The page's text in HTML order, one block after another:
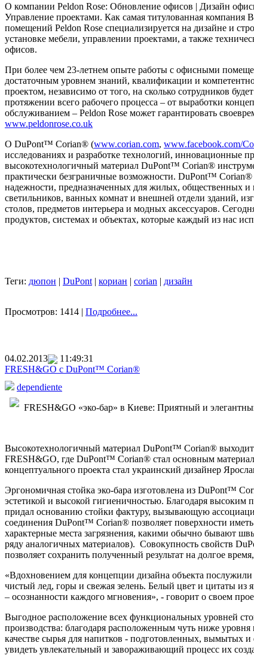
О компании Peldon Rose: Обновление офисов | Дизайн
Управление проектами. Как самая титулованная компания
помещений Peldon Rose специализируется на дизайне и
установке мебели, управлении проектами, а также
офисов.
При более чем 23-летнем опыте работы с офисными
достаточным уровнем знаний, квалификации и
проектом, независимо от того, на сколько сотрудников
протяжении всего рабочего процесса – от выработки
обслуживанием – Peldon Rose может гарантировать
www.peldonrose.co.uk
О DuPont™ Corian® (www.corian.com, www.facebook.com/
исследованиях и разработке технологий, инновационные
высокотехнологичный материал DuPont™ Corian®
практически безграничные возможности. DuPont™
надежности, предназначенных для жилых, общественных и
светильников, ванных комнат и внешней отдели зданий,
столов, предметов интерьера и модных аксессуаров.
продуктов, системах и объектах, которые каждый из нас
Теги: дюпон | DuPont | кориан | corian | дизайн
Просмотров: 1414 | Подробнее...
04.02.2013
11:49:31
FRESH&GO с DuPont™ Corian®
dependiente
FRESH&GO «эко-бар» в Киеве: Приятный и
Высокотехнологичный материал DuPont™ Corian® выходит
FRESH&GO, где DuPont™ Corian® стал основным
концептуального проекта стал украинский дизайнер
Эргономичная стойка эко-бара изготовлена из DuPont™
эстетикой и высокой гигиеничностью. Благодаря
придал основанию стойки фактуру, вызывающую
соединения DuPont™ Corian® позволяет поверхности
характерные места загрязнения, какими обычно бывают
ряду аналогичных материалов). Совокупность свойств
позволяет сохранить полученный результат на долгое
«Вдохновением для концепции дизайна объекта
чистый лед, горы и свежая зелень. Белый цвет и цитаты из
– осознанности каждого мгновения», - говорит о своем
Выгодное расположение всех функциональных уровней
производства: благодаря расположенным чуть ниже
качестве сырья для напитков - подготовленных,
увидеть увлекательный и завораживающий процесс их